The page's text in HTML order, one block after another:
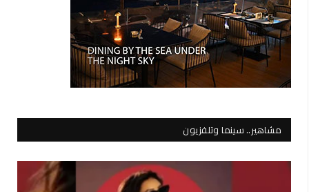
مشاهير.. سينما وتلفزيون